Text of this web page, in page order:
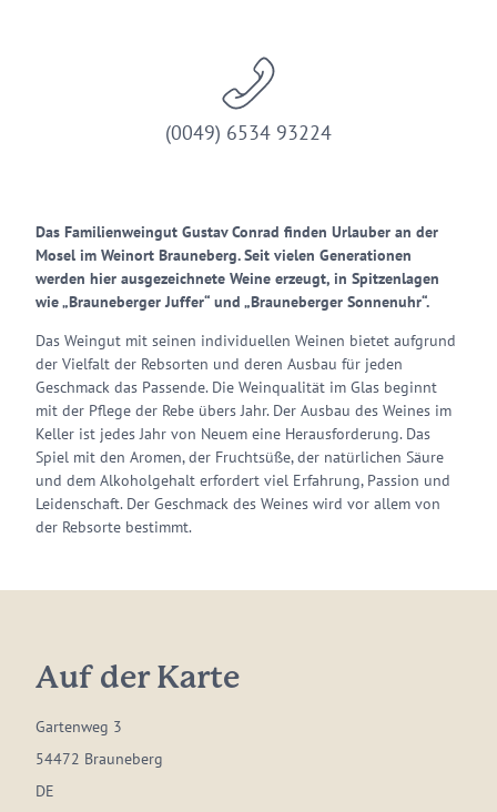
(0049) 6534 93224
Das Familienweingut Gustav Conrad finden Urlauber an der
Mosel im Weinort Brauneberg. Seit vielen Generationen
werden hier ausgezeichnete Weine erzeugt, in Spitzenlagen
wie „Brauneberger Juffer“ und „Brauneberger Sonnenuhr“.
Das Weingut mit seinen individuellen Weinen bietet aufgrund
der Vielfalt der Rebsorten und deren Ausbau für jeden
Geschmack das Passende. Die Weinqualität im Glas beginnt
mit der Pflege der Rebe übers Jahr. Der Ausbau des Weines im
Keller ist jedes Jahr von Neuem eine Herausforderung. Das
Spiel mit den Aromen, der Fruchtsüße, der natürlichen Säure
und dem Alkoholgehalt erfordert viel Erfahrung, Passion und
Leidenschaft. Der Geschmack des Weines wird vor allem von
der Rebsorte bestimmt.
Auf der Karte
Gartenweg 3
54472 Brauneberg
DE